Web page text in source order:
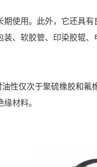
使用。此外，它还具
、软胶管、印染胶辊
性仅次于聚硫橡胶和
材料。